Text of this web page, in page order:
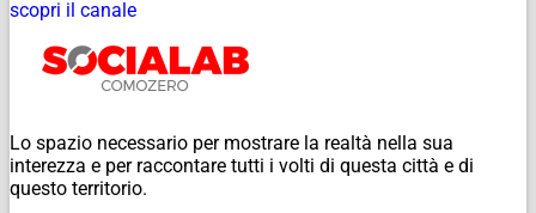
scopri il canale
Lo spazio necessario per mostrare la realtà nella sua
interezza e per raccontare tutti i volti di questa città e di
questo territorio.